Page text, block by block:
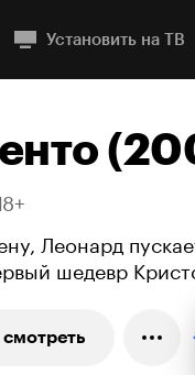
Установить на ТВ
Леонард
шедевр